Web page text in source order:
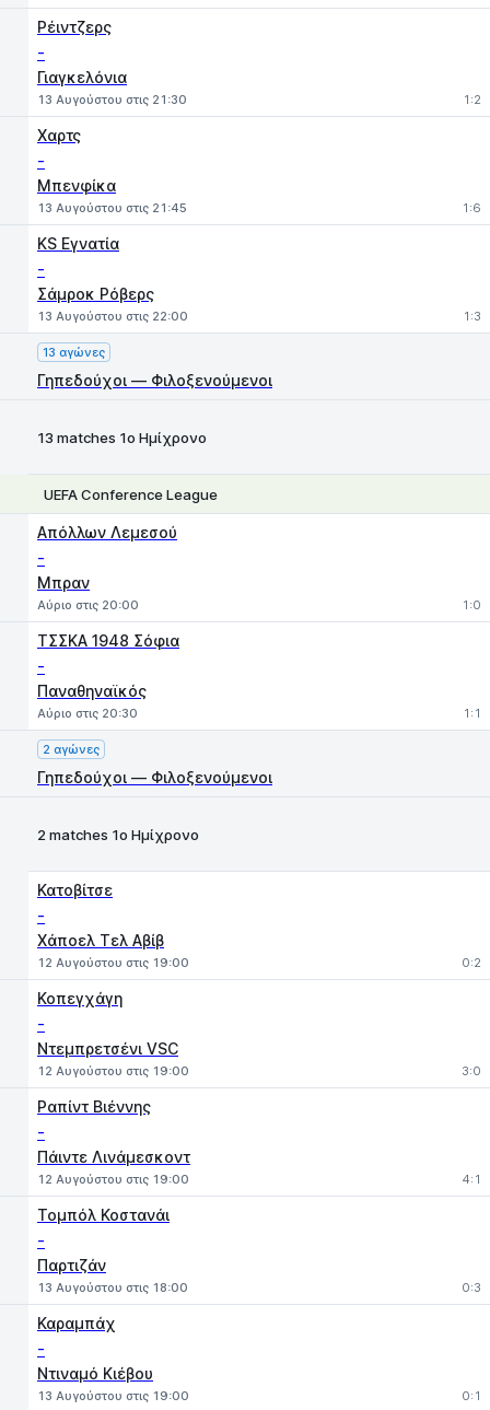
Ρέιντζερς
-
Γιαγκελόνια
13 Αυγούστου στις 21:30 1:2
Χαρτς
-
Μπενφίκα
13 Αυγούστου στις 21:45 1:6
KS Εγνατία
-
Σάμροκ Ρόβερς
13 Αυγούστου στις 22:00 1:3
13 αγώνες
Γηπεδούχοι — Φιλοξενούμενοι
13 matches 1ο Ημίχρονο
UEFA Conference League
Απόλλων Λεμεσού
-
Μπραν
Αύριο στις 20:00 1:0
ΤΣΣΚΑ 1948 Σόφια
-
Παναθηναϊκός
Αύριο στις 20:30 1:1
2 αγώνες
Γηπεδούχοι — Φιλοξενούμενοι
2 matches 1ο Ημίχρονο
Κατοβίτσε
-
Χάποελ Τελ Αβίβ
12 Αυγούστου στις 19:00 0:2
Κοπεγχάγη
-
Ντεμπρετσένι VSC
12 Αυγούστου στις 19:00 3:0
Ραπίντ Βιέννης
-
Πάιντε Λινάμεσκοντ
12 Αυγούστου στις 19:00 4:1
Τομπόλ Κοστανάι
-
Παρτιζάν
13 Αυγούστου στις 18:00 0:3
Καραμπάχ
-
Ντιναμό Κιέβου
13 Αυγούστου στις 19:00 0:1